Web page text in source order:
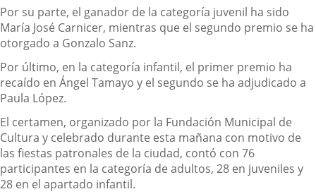
Por su parte, el ganador de la categoría juvenil ha sido
María José Carnicer, mientras que el segundo premio se ha
otorgado a Gonzalo Sanz.
Por último, en la categoría infantil, el primer premio ha
recaído en Ángel Tamayo y el segundo se ha adjudicado a
Paula López.
El certamen, organizado por la Fundación Municipal de
Cultura y celebrado durante esta mañana con motivo de
las fiestas patronales de la ciudad, contó con 76
participantes en la categoría de adultos, 28 en juveniles y
28 en el apartado infantil.